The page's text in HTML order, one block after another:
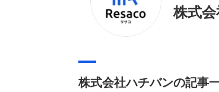
株式
株式会社ハチバンの記事